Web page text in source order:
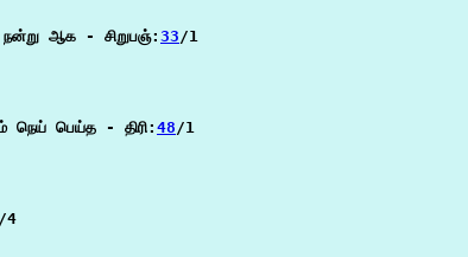
ஆக - சிறுபஞ்:33/1
பெய்த - திரி: 48/1
/4